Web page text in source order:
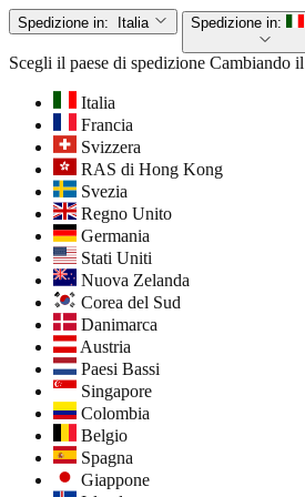
Spedizione in: Italia Spedizione in:
Scegli il paese di spedizione Cambiando
Italia
Francia
Svizzera
RAS di Hong Kong
Svezia
Regno Unito
Germania
Stati Uniti
Nuova Zelanda
Corea del Sud
Danimarca
Austria
Paesi Bassi
Singapore
Colombia
Belgio
Spagna
Giappone